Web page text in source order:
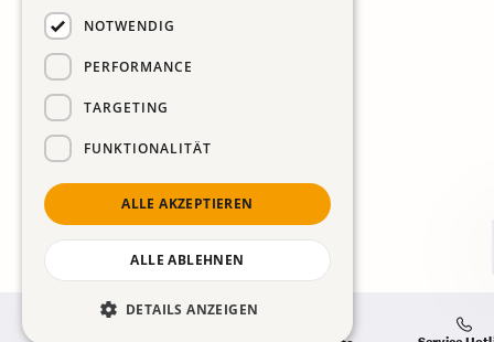
NOTWENDIG
PERFORMANCE
TARGETING
FUNKTIONALITÄT
ALLE AKZEPTIEREN
ALLE ABLEHNEN
DETAILS ANZEIGEN